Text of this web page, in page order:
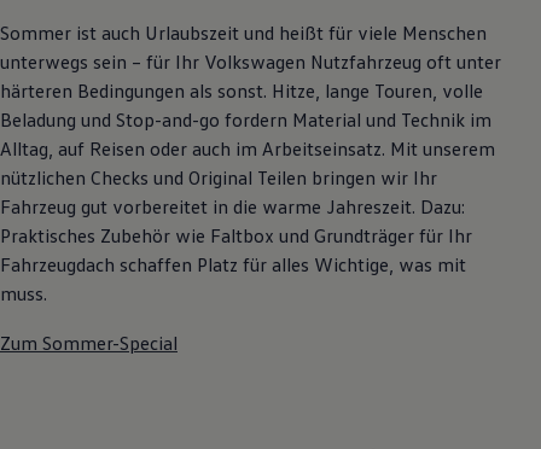
Mehr zum ID. Buzz
Online Beratung
California Welt
California Club
California Magazin & Ratgeber
Vanlife
Ratgeber
Routen & Reisen
California Reisen & Erlebnisse
California App
California Lifestyle & Zubehör
Übernachten im California
Karriere
Karriere im Unternehmen
Sommer ist auch Urlaubszeit und heißt für viele Menschen
unterwegs sein – für Ihr Volkswagen Nutzfahrzeug oft unter
härteren Bedingungen als sonst. Hitze, lange Touren, volle
Beladung und Stop-and-go fordern Material und Technik im
Alltag, auf Reisen oder auch im Arbeitseinsatz. Mit unserem
nützlichen Checks und Original Teilen bringen wir Ihr
Fahrzeug gut vorbereitet in die warme Jahreszeit. Dazu:
Praktisches Zubehör wie Faltbox und Grundträger für Ihr
Fahrzeugdach schaffen Platz für alles Wichtige, was mit
muss.
Zum Sommer-Special